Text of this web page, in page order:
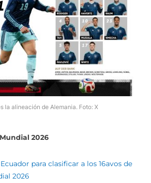
la alineación de Alemania. Foto: X
2026
para clasificar a los 16avos de
2026